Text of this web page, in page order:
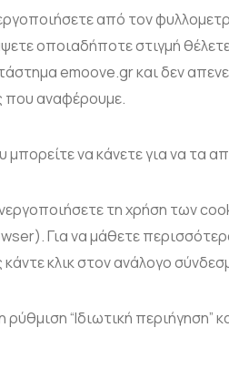
από τον
οποιαδήποτε στιγμή
emoove.gr και δεν
που αναφέρουμε.
να κάνετε για να τα
τη χρήση των
Για να μάθετε
κλικ στον ανάλογο
“Ιδιωτική